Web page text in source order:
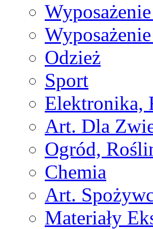
Odzież
Sport
Elektronika,
Art. Dla
Ogród,
Chemia
Art.
Materiały